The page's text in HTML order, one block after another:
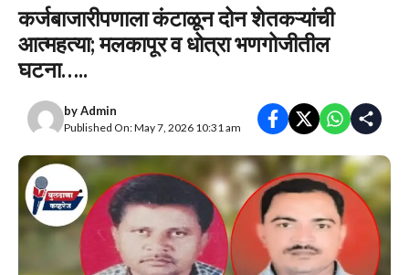
कर्जबाजारीपणाला कंटाळून दोन शेतकऱ्यांची
आत्महत्या; मलकापूर व धोत्रा भणगोजीतील
घटना…..
byAdmin
Published On: May 7, 2026 10:31 am